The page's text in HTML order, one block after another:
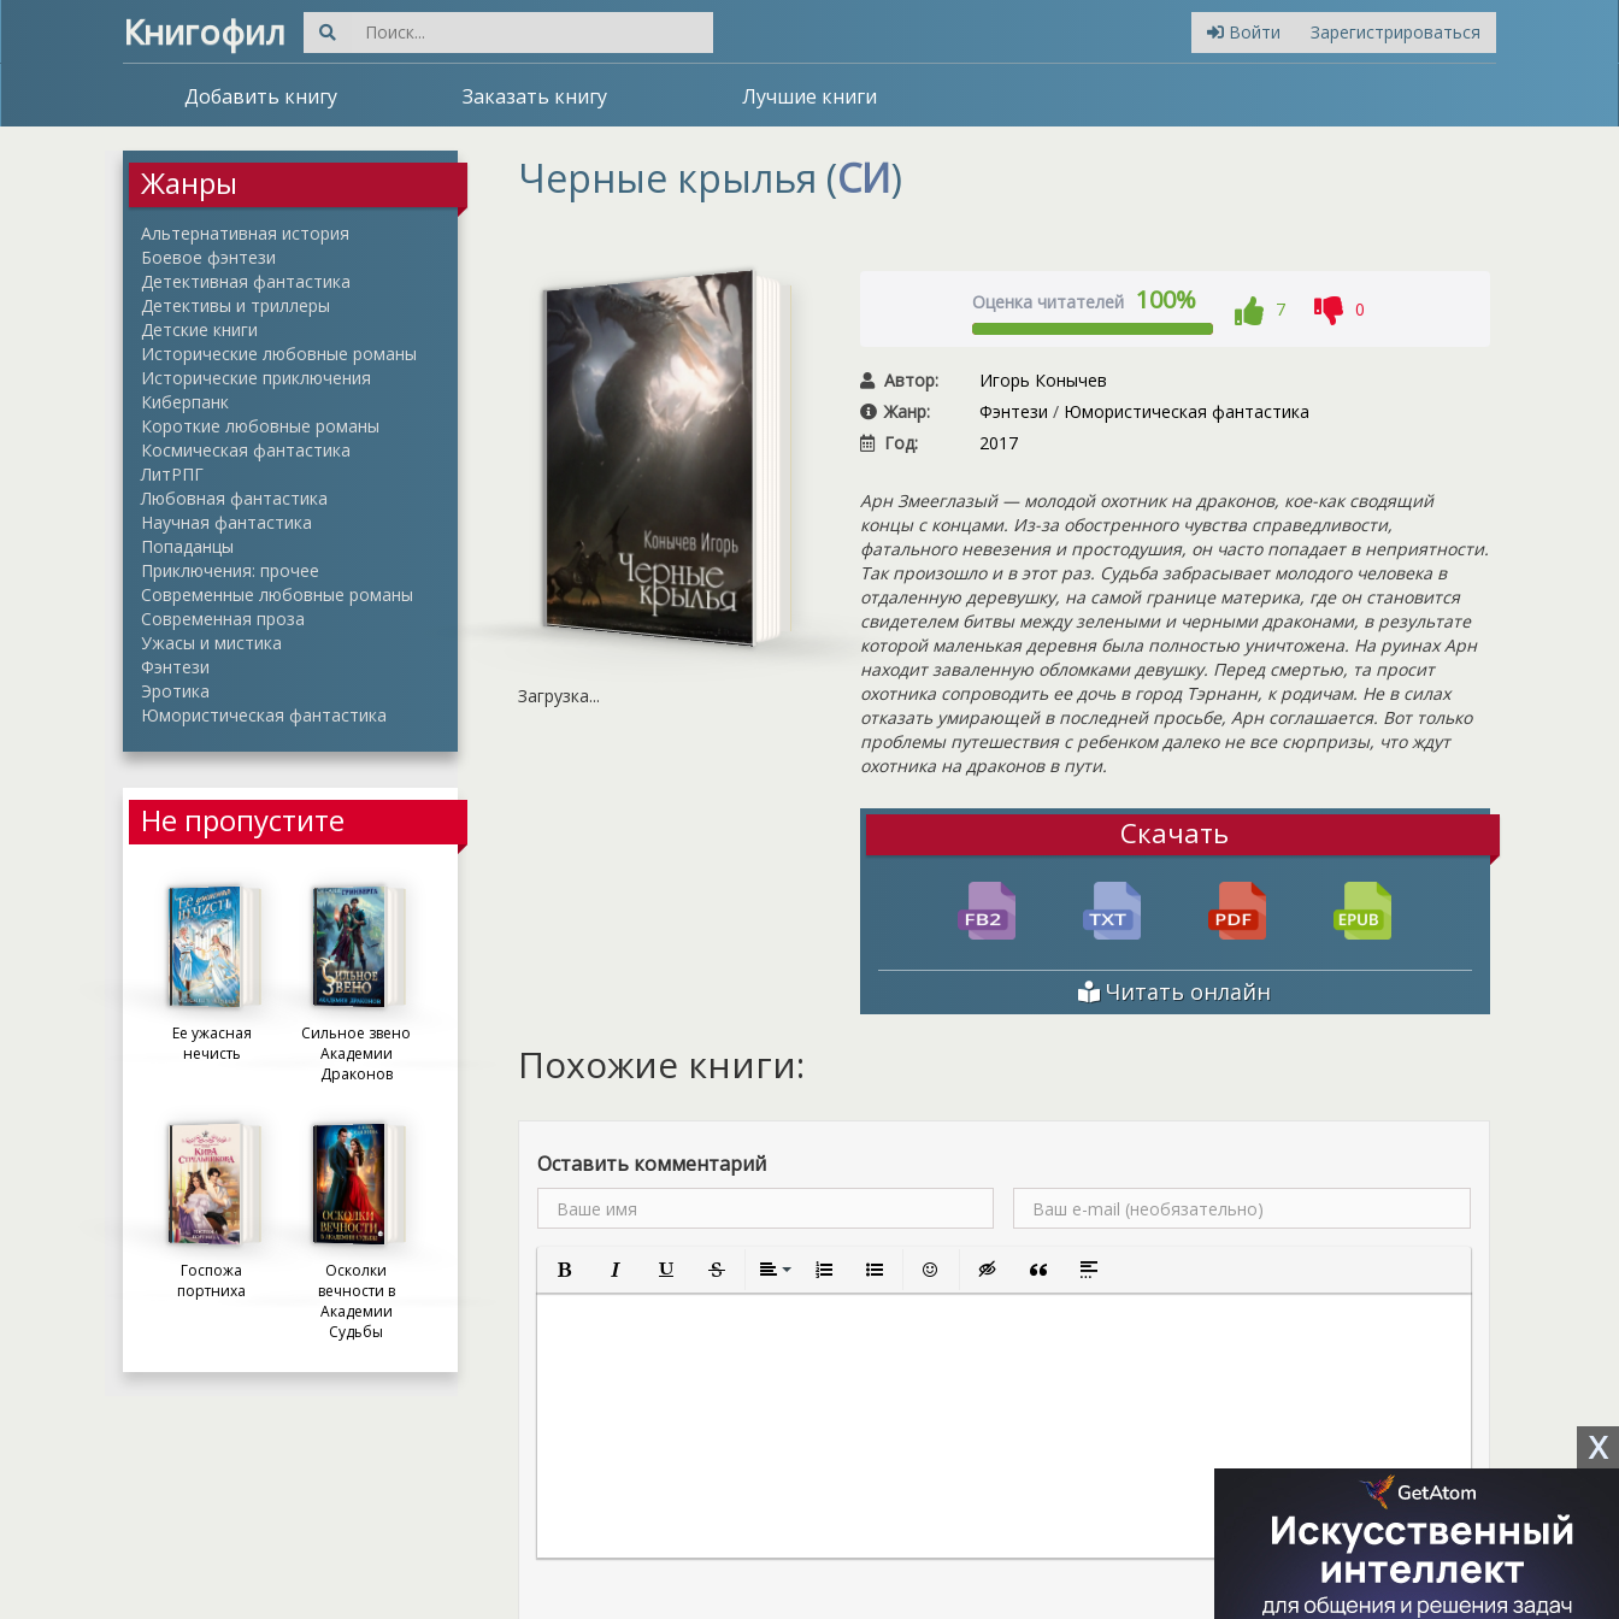
Книгофил Войти Зарегистрироваться
Добавить книгу Заказать книгу Лучшие книги
Жанры
Альтернативная история
Боевое фэнтези
Детективная фантастика
Детективы и триллеры
Детские книги
Исторические любовные романы
Исторические приключения
Киберпанк
Короткие любовные романы
Космическая фантастика
ЛитРПГ
Любовная фантастика
Научная фантастика
Попаданцы
Приключения: прочее
Современные любовные романы
Современная проза
Ужасы и мистика
Фэнтези
Эротика
Юмористическая фантастика
Не пропустите
Ее ужасная
нечисть
Сильное звено
Академии
Драконов
Госпожа
портниха
Осколки
вечности в
Академии
Судьбы
Черные крылья (СИ)
Загрузка...
Оценка читателей 100% 7 0
Автор:
Игорь Конычев
Жанр:
Фэнтези / Юмористическая фантастика
Год:
2017
Арн Змееглазый — молодой охотник на драконов, кое-как сводящий
концы с концами. Из-за обостренного чувства справедливости,
фатального невезения и простодушия, он часто попадает в неприятности.
Так произошло и в этот раз. Судьба забрасывает молодого человека в
отдаленную деревушку, на самой границе материка, где он становится
свидетелем битвы между зелеными и черными драконами, в результате
которой маленькая деревня была полностью уничтожена. На руинах Арн
находит заваленную обломками девушку. Перед смертью, та просит
охотника сопроводить ее дочь в город Тэрнанн, к родичам. Не в силах
отказать умирающей в последней просьбе, Арн соглашается. Вот только
проблемы путешествия с ребенком далеко не все сюрпризы, что ждут
охотника на драконов в пути.
Скачать
Читать онлайн
Похожие книги:
Оставить комментарий
Полужирный
КурсивПодчеркнутый
ЗачеркнутыйВыравнивание
Нумерованный список
Маркированный список
Вставить смайлик
Вставка скрытого текста
Вставка цитаты
Вставка спойлера
0
Отправить
X